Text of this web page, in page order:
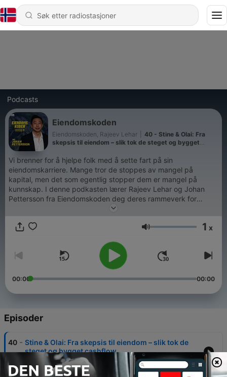
Podcasts
Eiendomskoden
Eiendomskoden, Rajeev Lehar
40 - Stine & Olai: Fra
skepsis til eiendom – slik tok de steget og bygget
Vi brenner for å hjelpe folk med å sette fart på sin
eiendomskarriere. Mange tror de stoppes av mangel på
kapital, men det som egentlig stopper dem er mangel på
kunnskap. I denne podkasten lærer Rajeev Lehar og Johan
Pettersson fra Eiendomskoden deg deres rammeverk for
hvordan du gradvis bygger deg opp innen eiendom.
Volum 1 x
00:00 00:00
Episoder
40 - Stine & Olai: Fra skepsis til eiendom – slik tok de
steget og bygget cashflow.
26 mai 2026